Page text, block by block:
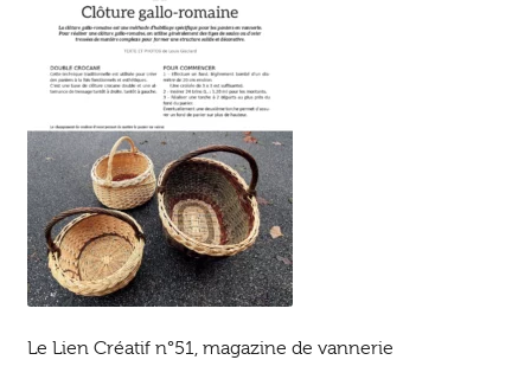
Le Lien Créatif n°51, magazine de vannerie